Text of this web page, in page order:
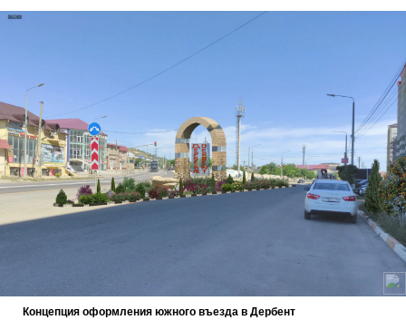
Концепция оформления южного въезда в Дербент